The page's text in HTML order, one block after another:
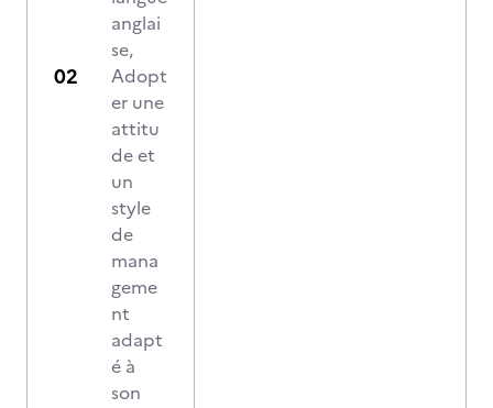
anglai
se,
Adopt
er une
attitu
de et
un
style
de
mana
geme
nt
adapt
é à
son